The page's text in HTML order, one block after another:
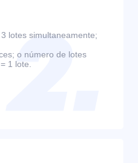
lotes simultaneamente;
o número de lotes
1 lote.